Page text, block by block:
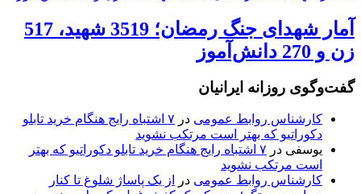
آمار شهدای جنگ رمضان؛ 3519 شهید، 517
زن و 270 دانش‌آموز
گفت‌وگوی روزانه ایرانیان
کارشناس روابط عمومی در
۷ اشتباه رایج هنگام خرید تابلو
دکوراتیو که بهتر است مرتکب نشوید
یوسفی در
۷ اشتباه رایج هنگام خرید تابلو دکوراتیو که بهتر
است مرتکب نشوید
کارشناس روابط عمومی در
از یک پاساژ شلوغ تا کنار